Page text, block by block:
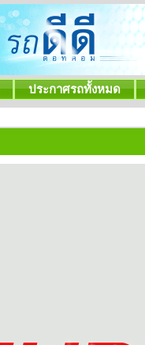
ประกาศรถทั้งหมด